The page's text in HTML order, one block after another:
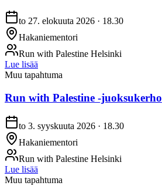
to 27. elokuuta 2026 · 18.30
Hakaniementori
Run with Palestine Helsinki
Lue lisää
Muu tapahtuma
Run with Palestine -juoksukerho
to 3. syyskuuta 2026 · 18.30
Hakaniementori
Run with Palestine Helsinki
Lue lisää
Muu tapahtuma